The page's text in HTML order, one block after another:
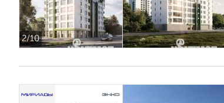
2/10